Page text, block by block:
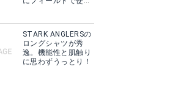
STARK ANGLERSの
ロングシャツが秀
逸。機能性と肌触り
に思わずうっとり！